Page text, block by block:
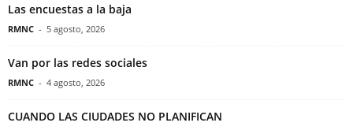
Las encuestas a la baja
RMNC - 5 agosto, 2026
Van por las redes sociales
RMNC - 4 agosto, 2026
CUANDO LAS CIUDADES NO PLANIFICAN